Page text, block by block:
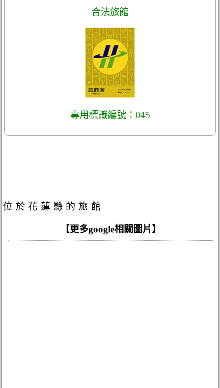
合法旅館
專用標識編號：045
位於花蓮縣的旅館
【更多google相關圖片 】